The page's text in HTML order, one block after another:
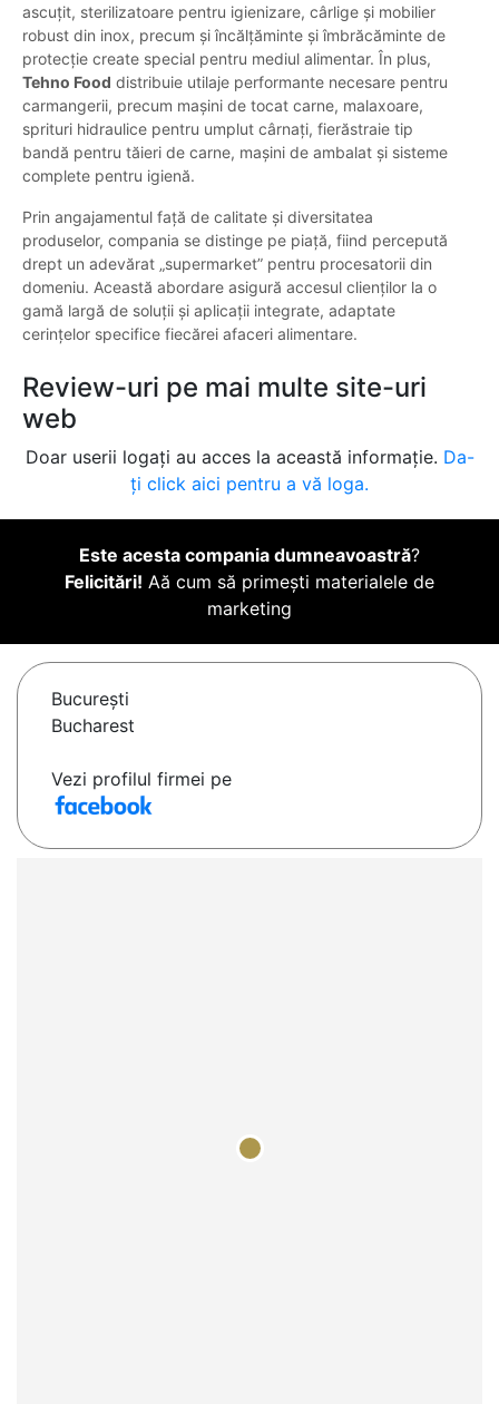
ascuțit, sterilizatoare pentru igienizare, cârlige și mobilier
robust din inox, precum și încălțăminte și îmbrăcăminte de
protecție create special pentru mediul alimentar. În plus,
Tehno Food distribuie utilaje performante necesare pentru
carmangerii, precum mașini de tocat carne, malaxoare,
sprituri hidraulice pentru umplut cârnați, fierăstraie tip
bandă pentru tăieri de carne, mașini de ambalat și sisteme
complete pentru igienă.
Prin angajamentul față de calitate și diversitatea
produselor, compania se distinge pe piață, fiind percepută
drept un adevărat „supermarket” pentru procesatorii din
domeniu. Această abordare asigură accesul clienților la o
gamă largă de soluții și aplicații integrate, adaptate
cerințelor specifice fiecărei afaceri alimentare.
Review-uri pe mai multe site-uri
web
Doar userii logați au acces la această informație. Da-
ți click aici pentru a vă loga.
Este acesta compania dumneavoastră?
Felicitări! Aă cum să primești materialele de
marketing
Bucureşti
Bucharest
Vezi profilul firmei pe